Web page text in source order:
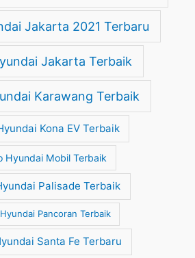
Jakarta 2021 Terbaru
Jakarta Terbaik
Karawang Terbaik
Kona EV Terbaik
Hyundai Mobil Terbaik
Palisade Terbaik
Pancoran Terbaik
Santa Fe Terbaru